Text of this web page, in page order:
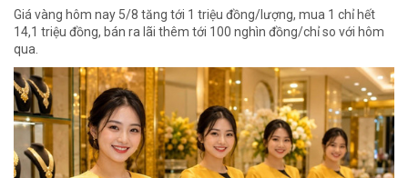
Giá vàng hôm nay 5/8 tăng tới 1 triệu đồng/lượng, mua 1 chỉ hết
14,1 triệu đồng, bán ra lãi thêm tới 100 nghìn đồng/chỉ so với hôm
qua.